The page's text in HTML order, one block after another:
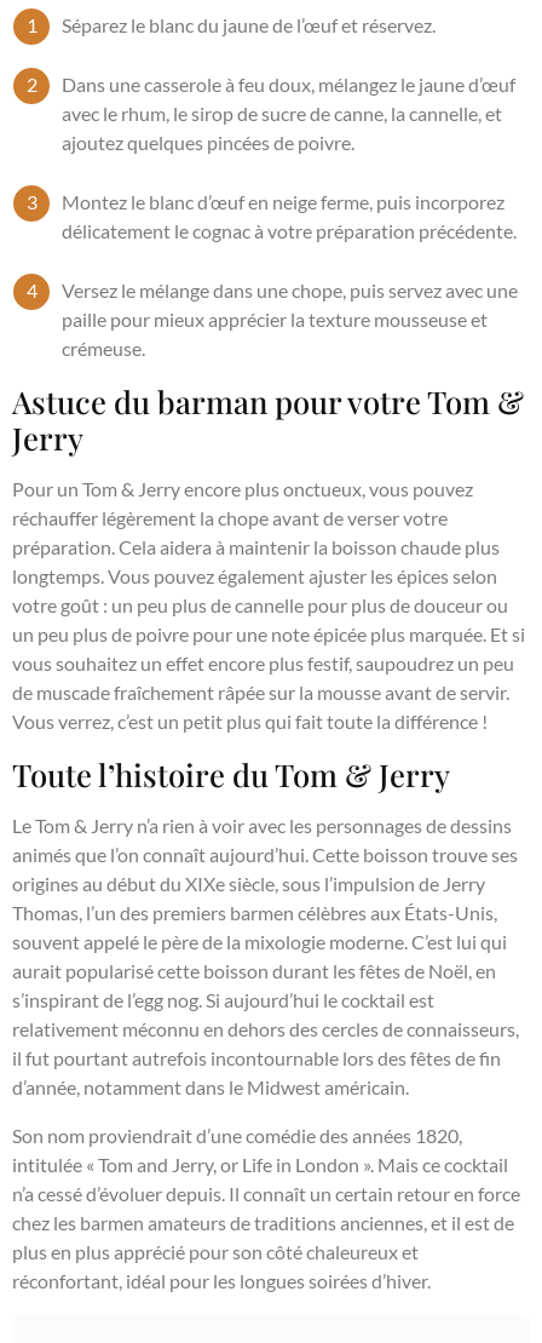
Séparez le blanc du jaune de l’œuf et réservez.
Dans une casserole à feu doux, mélangez le jaune d’œuf
avec le rhum, le sirop de sucre de canne, la cannelle, et
ajoutez quelques pincées de poivre.
Montez le blanc d’œuf en neige ferme, puis incorporez
délicatement le cognac à votre préparation précédente.
Versez le mélange dans une chope, puis servez avec une
paille pour mieux apprécier la texture mousseuse et
crémeuse.
Astuce du barman pour votre Tom &
Jerry
Pour un Tom & Jerry encore plus onctueux, vous pouvez
réchauffer légèrement la chope avant de verser votre
préparation. Cela aidera à maintenir la boisson chaude plus
longtemps. Vous pouvez également ajuster les épices selon
votre goût : un peu plus de cannelle pour plus de douceur ou
un peu plus de poivre pour une note épicée plus marquée. Et si
vous souhaitez un effet encore plus festif, saupoudrez un peu
de muscade fraîchement râpée sur la mousse avant de servir.
Vous verrez, c’est un petit plus qui fait toute la différence !
Toute l’histoire du Tom & Jerry
Le Tom & Jerry n’a rien à voir avec les personnages de dessins
animés que l’on connaît aujourd’hui. Cette boisson trouve ses
origines au début du XIXe siècle, sous l’impulsion de Jerry
Thomas, l’un des premiers barmen célèbres aux États-Unis,
souvent appelé le père de la mixologie moderne. C’est lui qui
aurait popularisé cette boisson durant les fêtes de Noël, en
s’inspirant de l’egg nog. Si aujourd’hui le cocktail est
relativement méconnu en dehors des cercles de connaisseurs,
il fut pourtant autrefois incontournable lors des fêtes de fin
d’année, notamment dans le Midwest américain.
Son nom proviendrait d’une comédie des années 1820,
intitulée « Tom and Jerry, or Life in London ». Mais ce cocktail
n’a cessé d’évoluer depuis. Il connaît un certain retour en force
chez les barmen amateurs de traditions anciennes, et il est de
plus en plus apprécié pour son côté chaleureux et
réconfortant, idéal pour les longues soirées d’hiver.